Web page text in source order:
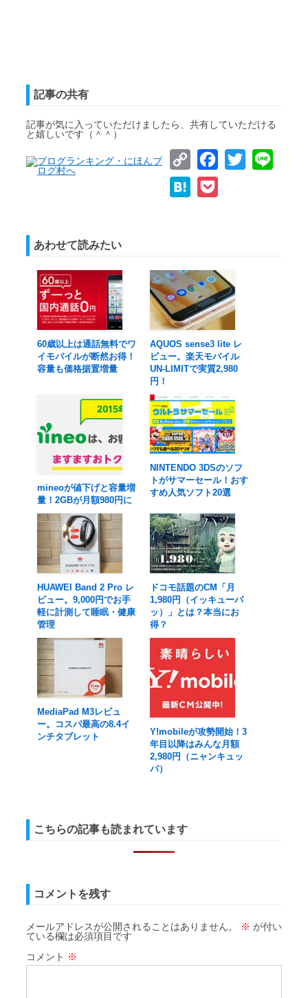
記事の共有
記事が気に入っていただけましたら、共有していただける
と嬉しいです（＾＾）
Copy
Link
Facebook
Twitter
Hatena
あわせて読みたい
60歳以上は通話無料でワ
イモバイルが断然お得！
容量も価格据置増量
AQUOS sense3 lite レ
ビュー。楽天モバイル
UN-LIMITで実質2,980
円！
mineoが値下げと容量増
量！2GBが月額980円に
NINTENDO 3DSのソフ
トがサマーセール！おす
すめ人気ソフト20選
HUAWEI Band 2 Pro レ
ビュー。9,000円でお手
軽に計測して睡眠・健康
管理
ドコモ話題のCM「月
1,980円（イッキューパ
ッ）」とは？本当にお
得？
MediaPad M3レビュ
ー。コスパ最高の8.4イ
ンチタブレット
Y!mobileが攻勢開始！3
年目以降はみんな月額
2,980円（ニャンキュッ
パ）
こちらの記事も読まれています
コメントを残す
メールアドレスが公開されることはありません。 ※ が付い
ている欄は必須項目です
コメント ※